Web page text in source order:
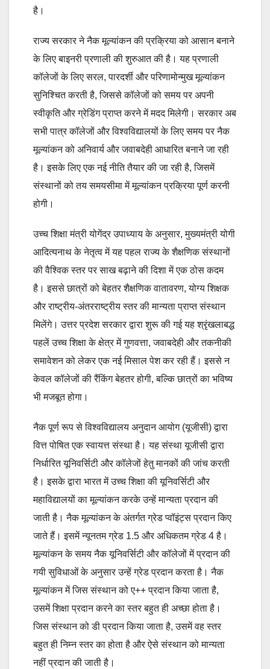
है।
राज्य सरकार ने नैक मूल्यांकन की प्रक्रिया को आसान बनाने
के लिए बाइनरी प्रणाली की शुरुआत की है। यह प्रणाली
कॉलेजों के लिए सरल, पारदर्शी और परिणामोन्मुख मूल्यांकन
सुनिश्चित करती है, जिससे कॉलेजों को समय पर अपनी
स्वीकृति और ग्रेडिंग प्राप्त करने में मदद मिलेगी। सरकार अब
सभी पात्र कॉलेजों और विश्वविद्यालयों के लिए समय पर नैक
मूल्यांकन को अनिवार्य और जवाबदेही आधारित बनाने जा रही
है। इसके लिए एक नई नीति तैयार की जा रही है, जिसमें
संस्थानों को तय समयसीमा में मूल्यांकन प्रक्रिया पूर्ण करनी
होगी।
उच्च शिक्षा मंत्री योगेंद्र उपाध्याय के अनुसार, मुख्यमंत्री योगी
आदित्यनाथ के नेतृत्व में यह पहल राज्य के शैक्षणिक संस्थानों
की वैश्विक स्तर पर साख बढ़ाने की दिशा में एक ठोस कदम
है। इससे छात्रों को बेहतर शैक्षणिक वातावरण, योग्य शिक्षक
और राष्ट्रीय-अंतरराष्ट्रीय स्तर की मान्यता प्राप्त संस्थान
मिलेंगे। उत्तर प्रदेश सरकार द्वारा शुरू की गई यह श्रृंखलाबद्ध
पहलें उच्च शिक्षा के क्षेत्र में गुणवत्ता, जवाबदेही और तकनीकी
समावेशन को लेकर एक नई मिसाल पेश कर रही हैं। इससे न
केवल कॉलेजों की रैंकिंग बेहतर होगी, बल्कि छात्रों का भविष्य
भी मजबूत होगा।
नैक पूर्ण रूप से विश्वविद्यालय अनुदान आयोग (यूजीसी) द्वारा
वित्त पोषित एक स्वायत्त संस्था है। यह संस्था यूजीसी द्वारा
निर्धारित यूनिवर्सिटी और कॉलेजों हेतु मानकों की जांच करती
है। इसके द्वारा भारत में उच्च शिक्षा की यूनिवर्सिटी और
महाविद्यालयों का मूल्यांकन करके उन्हें मान्यता प्रदान की
जाती है। नैक मूल्यांकन के अंतर्गत ग्रेड प्वॉइंट्स प्रदान किए
जाते हैं। इसमें न्यूनतम ग्रेड 1.5 और अधिकतम ग्रेड 4 है।
मूल्यांकन के समय नैक यूनिवर्सिटी और कॉलेजों में प्रदान की
गयी सुविधाओं के अनुसार उन्हें ग्रेड प्रदान करता है। नैक
मूल्यांकन में जिस संस्थान को ए++ प्रदान किया जाता है,
उसमें शिक्षा प्रदान करने का स्तर बहुत ही अच्छा होता है।
जिस संस्थान को डी प्रदान किया जाता है, उसमें वह स्तर
बहुत ही निम्न स्तर का होता है और ऐसे संस्थान को मान्यता
नहीं प्रदान की जाती है।